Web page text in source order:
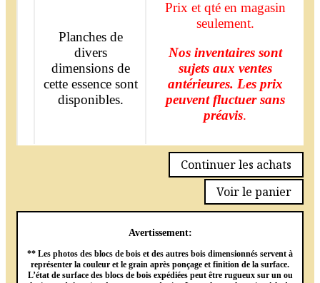
Planches de
divers
dimensions de
cette essence sont
disponibles.
Prix et qté en magasin
seulement.
Nos inventaires sont
sujets aux ventes
antérieures. Les prix
peuvent fluctuer sans
préavis.
Continuer les achats
Voir le panier
Avertissement:
** Les photos des blocs de bois et des autres bois dimensionnés servent à
représenter la couleur et le grain après ponçage et finition de la surface.
L’état de surface des blocs de bois expédiées peut être rugueux sur un ou